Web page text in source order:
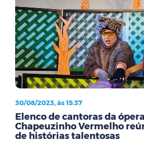
30/08/2023, às 15:37
Elenco de cantoras da
Chapeuzinho Vermelho
de histórias talentosas